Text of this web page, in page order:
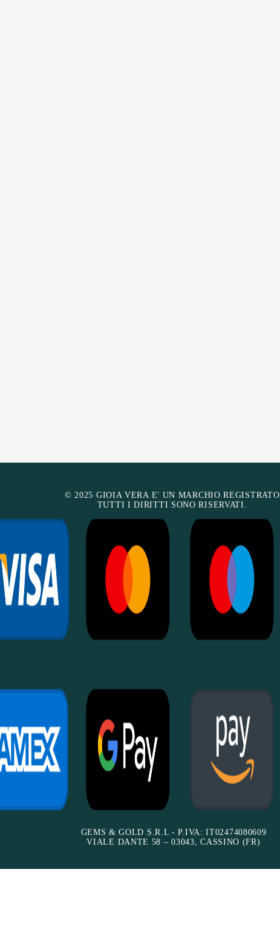
© 2025 GIOIA VERA E' UN MARCHIO REGISTRATO.
TUTTI I DIRITTI SONO RISERVATI.
GEMS & GOLD S.R.L - P.IVA: IT02474080609
VIALE DANTE 58 – 03043, CASSINO (FR)